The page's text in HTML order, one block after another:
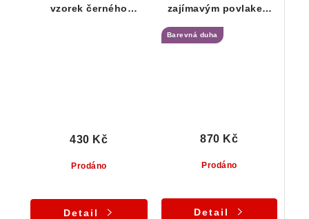
vzorek černého
Prodáno
430 Kč
Detail
zajímavým povlakem
limonitu
Barevná duha
Prodáno
870 Kč
Detail